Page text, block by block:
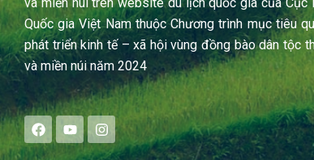
Quốc gia Việt Nam thuộc Chương trình mục tiêu
phát triển kinh tế – xã hội vùng đồng bào dân tộc
và miền núi năm 2024
F
a
c
Y
o
u
I
n
s